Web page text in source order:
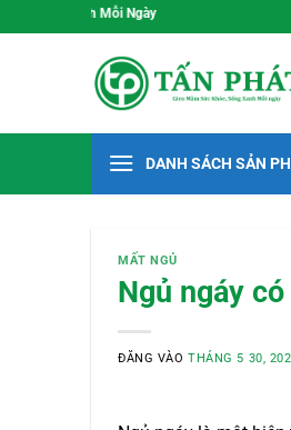
qua
DANH SÁCH SẢN
MẤT NGỦ
Ngủ ngáy
ĐĂNG VÀOTHÁNG 5 30,